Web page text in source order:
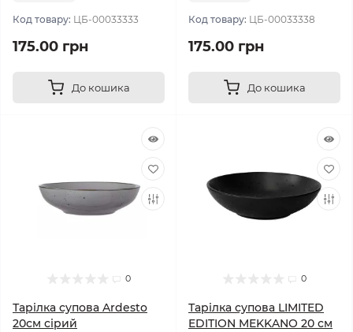
Код товару: ЦБ-00033333
175.00 грн
До кошика
Код товару: ЦБ-00033338
175.00 грн
До кошика
0
Тарілка супова Ardesto
20см сірий
0
Тарілка супова LIMITED
EDITION MEKKANO 20 см